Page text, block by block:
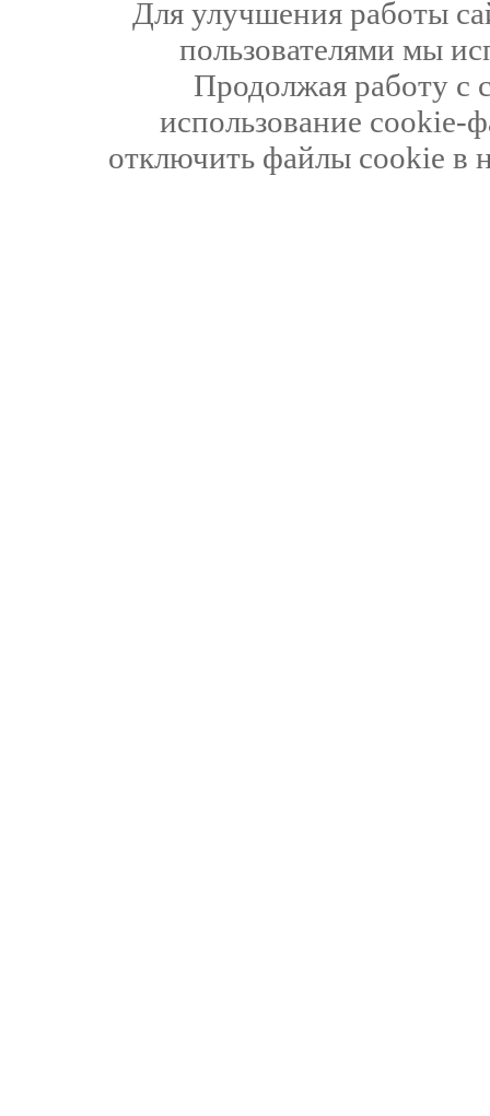
Для улучшения работы
пользователями мы
Продолжая работу с
использование cookie-
отключить файлы cookie в